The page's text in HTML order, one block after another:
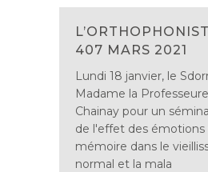
407 MARS 2021
Lundi 18 janvier, le
Madame la
Chainay pour un
de l'effet des émotions
mémoire dans le
normal et la mala